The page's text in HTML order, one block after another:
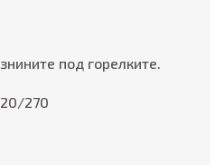
под горелките.
270